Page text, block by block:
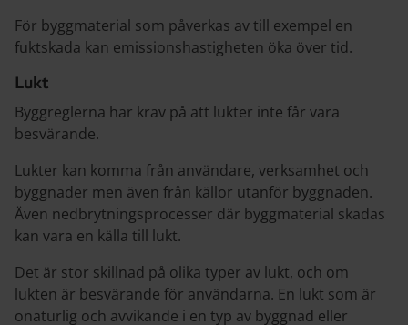
För byggmaterial som påverkas av till exempel en
fuktskada kan emissionshastigheten öka över tid.
Lukt
Byggreglerna har krav på att lukter inte får vara
besvärande.
Lukter kan komma från användare, verksamhet och
byggnader men även från källor utanför byggnaden.
Även nedbrytningsprocesser där byggmaterial skadas
kan vara en källa till lukt.
Det är stor skillnad på olika typer av lukt, och om
lukten är besvärande för användarna. En lukt som är
onaturlig och avvikande i en typ av byggnad eller